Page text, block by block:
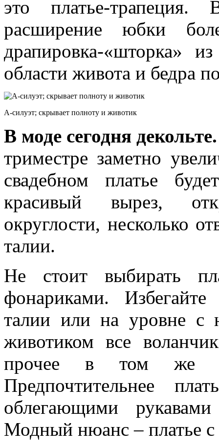
это платье-
расширение юбки
драпировка-«шторка»
области живота и бедра
А-силуэт; скрывает полноту и животик
В моде сегодня декольте.
триместре заметно
свадебном платье
красивый вырез,
округлости, несколько
талии.
Не стоит выбирать
фонариками.
талии или на уровне с
животиком все
прочее в том же
Предпочтительнее
облегающими
Модный нюанс – платье